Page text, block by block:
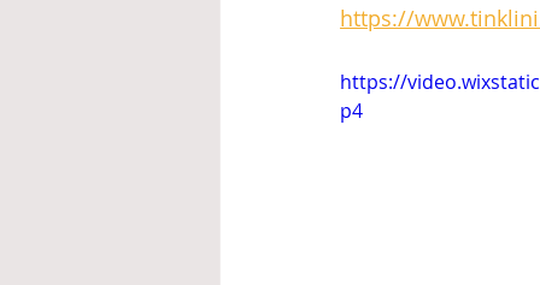
https://
https://
p4